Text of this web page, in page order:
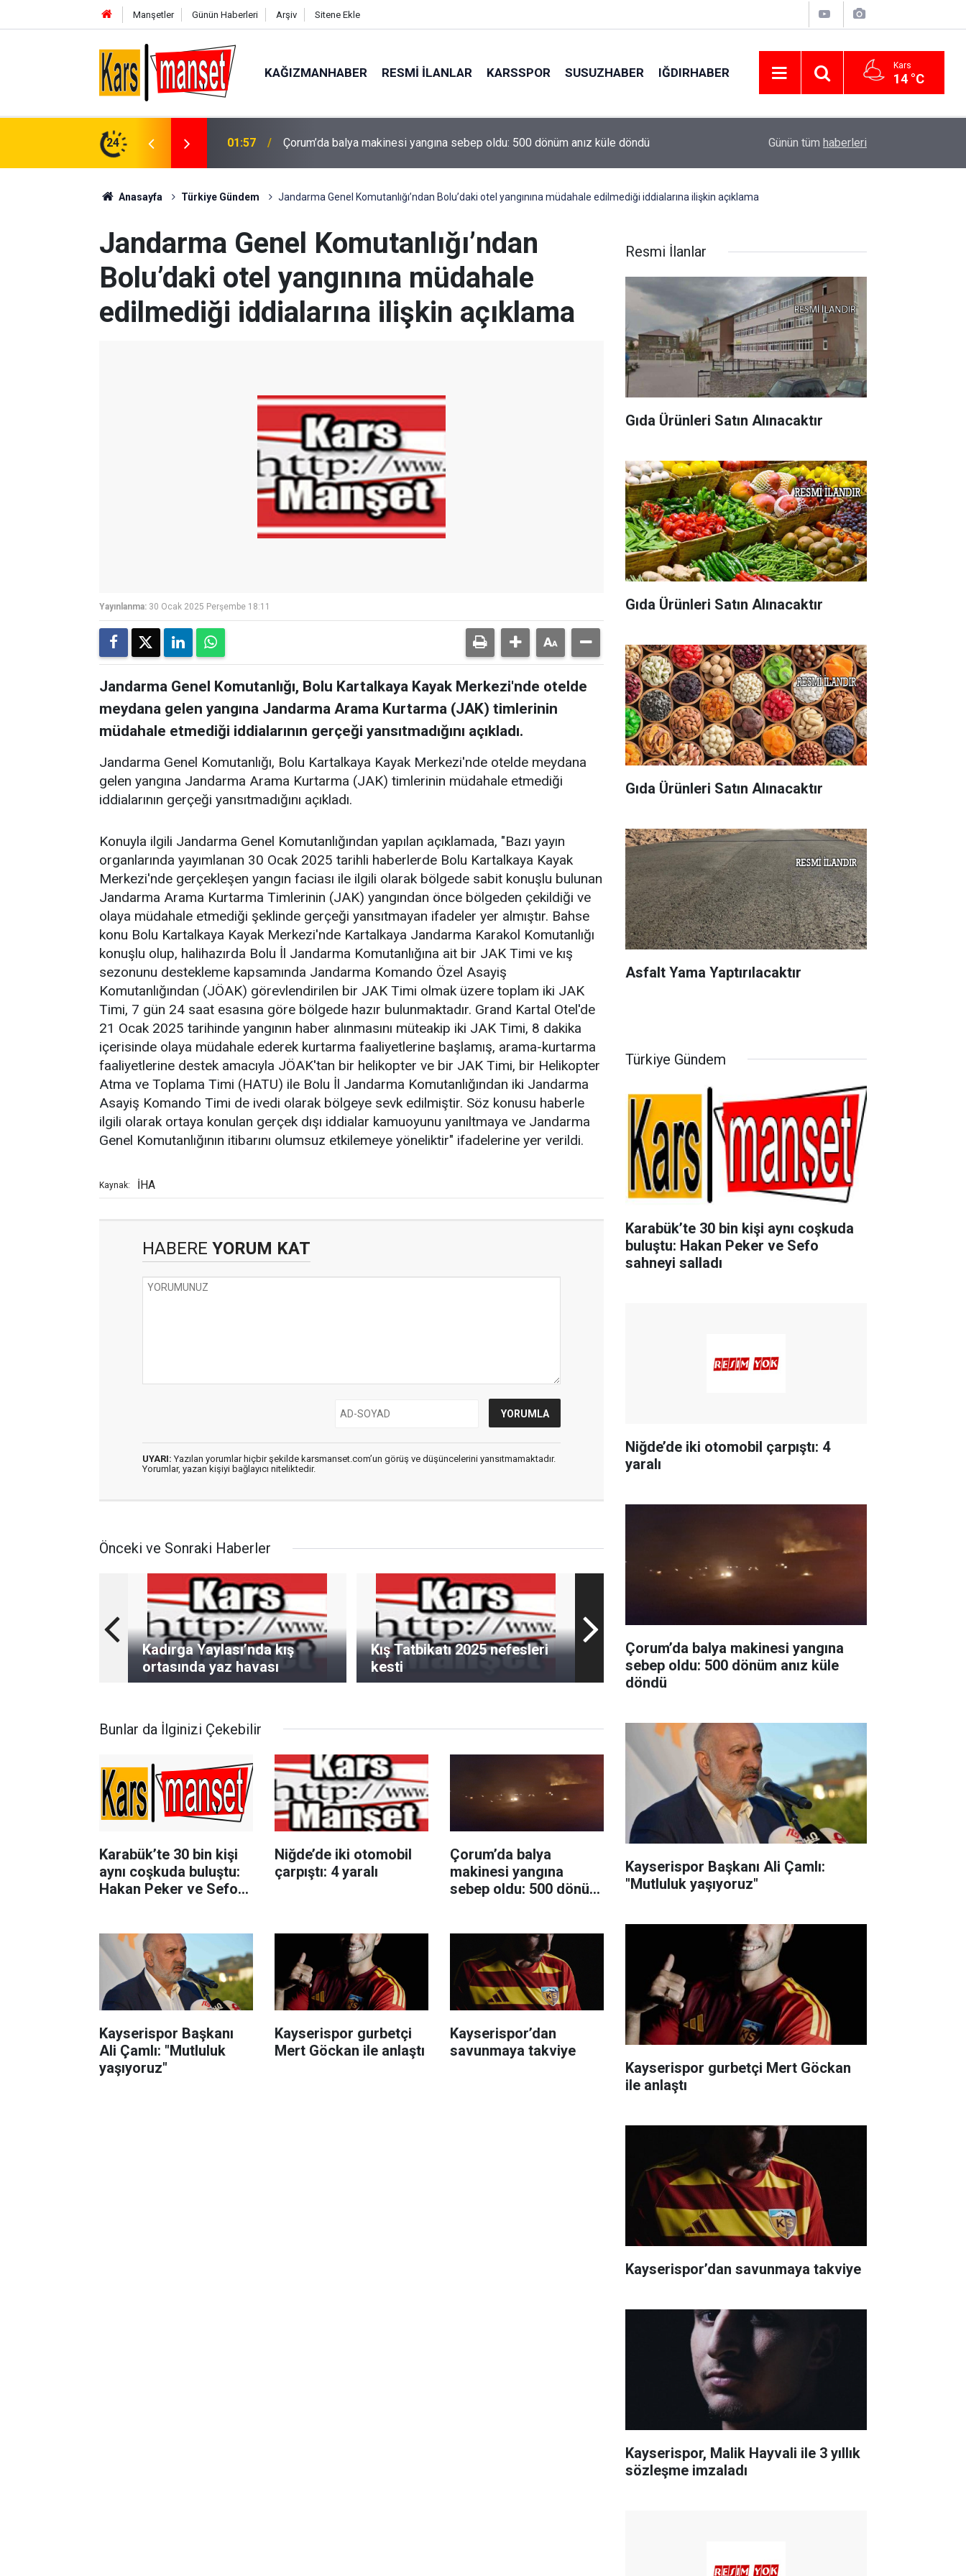
Manşetler Günün Haberleri Arşiv Sitene Ekle
KAĞIZMANHABER RESMI İLANLAR KARSSPOR SUSUZHABER IĞDIRHABER Kars
14 °C
24
sebep oldu: 500 dönüm anız küle döndü 01:27 Kayserispor Başkanı Ali Çamlı: "Mutluluk yaşıyoruz" Kayserispor gurbetçi Mert Göckan ile anlaştı
Günün tüm haberleri
Anasayfa Türkiye Gündem Jandarma Genel Komutanlığı’ndan Bolu’daki otel yangınına müdahale edilmediği iddialarına ilişkin açıklama
Jandarma Genel Komutanlığı’ndan
Bolu’daki otel yangınına müdahale
edilmediği iddialarına ilişkin açıklama
Yayınlanma: 30 Ocak 2025 Perşembe 18:11
Jandarma Genel Komutanlığı, Bolu Kartalkaya Kayak Merkezi'nde otelde
meydana gelen yangına Jandarma Arama Kurtarma (JAK) timlerinin
müdahale etmediği iddialarının gerçeği yansıtmadığını açıkladı.
Jandarma Genel Komutanlığı, Bolu Kartalkaya Kayak Merkezi'nde otelde meydana
gelen yangına Jandarma Arama Kurtarma (JAK) timlerinin müdahale etmediği
iddialarının gerçeği yansıtmadığını açıkladı.
Konuyla ilgili Jandarma Genel Komutanlığından yapılan açıklamada, "Bazı yayın
organlarında yayımlanan 30 Ocak 2025 tarihli haberlerde Bolu Kartalkaya Kayak
Merkezi'nde gerçekleşen yangın faciası ile ilgili olarak bölgede sabit konuşlu bulunan
Jandarma Arama Kurtarma Timlerinin (JAK) yangından önce bölgeden çekildiği ve
olaya müdahale etmediği şeklinde gerçeği yansıtmayan ifadeler yer almıştır. Bahse
konu Bolu Kartalkaya Kayak Merkezi'nde Kartalkaya Jandarma Karakol Komutanlığı
konuşlu olup, halihazırda Bolu İl Jandarma Komutanlığına ait bir JAK Timi ve kış
sezonunu destekleme kapsamında Jandarma Komando Özel Asayiş
Komutanlığından (JÖAK) görevlendirilen bir JAK Timi olmak üzere toplam iki JAK
Timi, 7 gün 24 saat esasına göre bölgede hazır bulunmaktadır. Grand Kartal Otel'de
21 Ocak 2025 tarihinde yangının haber alınmasını müteakip iki JAK Timi, 8 dakika
içerisinde olaya müdahale ederek kurtarma faaliyetlerine başlamış, arama-kurtarma
faaliyetlerine destek amacıyla JÖAK'tan bir helikopter ve bir JAK Timi, bir Helikopter
Atma ve Toplama Timi (HATU) ile Bolu İl Jandarma Komutanlığından iki Jandarma
Asayiş Komando Timi de ivedi olarak bölgeye sevk edilmiştir. Söz konusu haberle
ilgili olarak ortaya konulan gerçek dışı iddialar kamuoyunu yanıltmaya ve Jandarma
Genel Komutanlığının itibarını olumsuz etkilemeye yöneliktir" ifadelerine yer verildi.
Kaynak: İHA
HABERE YORUM KAT
UYARI: Yazılan yorumlar hiçbir şekilde karsmanset.com’un görüş ve düşüncelerini yansıtmamaktadır.
Yorumlar, yazan kişiyi bağlayıcı niteliktedir.
Önceki ve Sonraki Haberler
Kadırga Yaylası’nda kış
ortasında yaz havası
Kış Tatbikatı 2025 nefesleri
kesti
Bunlar da İlginizi Çekebilir
Karabük’te 30 bin kişi
aynı coşkuda buluştu:
Hakan Peker ve Sefo
Niğde’de iki otomobil
çarpıştı: 4 yaralı
Çorum’da balya
makinesi yangına
sebep oldu: 500 dönüm
Kayserispor Başkanı
Ali Çamlı: "Mutluluk
yaşıyoruz"
Kayserispor gurbetçi
Mert Göckan ile anlaştı
Kayserispor’dan
savunmaya takviye
Resmi İlanlar
Gıda Ürünleri Satın Alınacaktır
Gıda Ürünleri Satın Alınacaktır
Gıda Ürünleri Satın Alınacaktır
Asfalt Yama Yaptırılacaktır
Türkiye Gündem
Karabük’te 30 bin kişi aynı coşkuda
buluştu: Hakan Peker ve Sefo
sahneyi salladı
Niğde’de iki otomobil çarpıştı: 4
yaralı
Çorum’da balya makinesi yangına
sebep oldu: 500 dönüm anız küle
döndü
Kayserispor Başkanı Ali Çamlı:
"Mutluluk yaşıyoruz"
Kayserispor gurbetçi Mert Göckan
ile anlaştı
Kayserispor’dan savunmaya takviye
Kayserispor, Malik Hayvali ile 3 yıllık
sözleşme imzaladı